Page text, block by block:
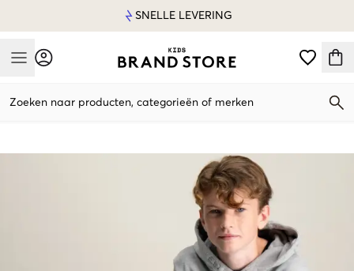
SNELLE LEVERING
Mobile Menu
Zoeken naar producten, categorieën of merken